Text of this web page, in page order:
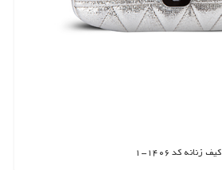
کیف زنانه کد 1406-1
اطلاعات بیشتر